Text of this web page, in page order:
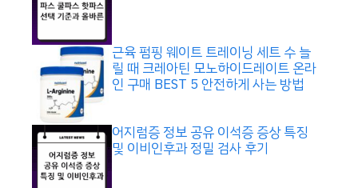
근육 펌핑 웨이트 트레이닝 세트 수 늘
릴 때 크레아틴 모노하이드레이트 온라
인 구매 BEST 5 안전하게 사는 방법
어지럼증 정보 공유 이석증 증상 특징
및 이비인후과 정밀 검사 후기